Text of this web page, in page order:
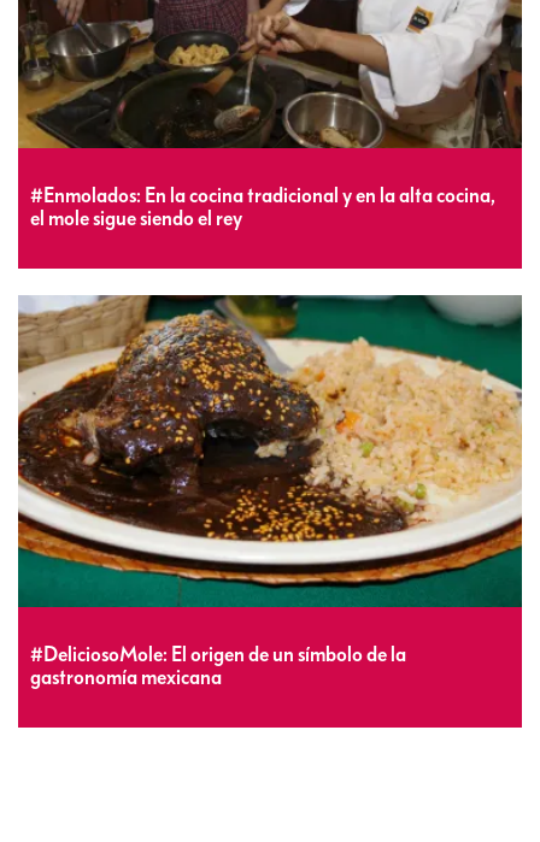
#Enmolados: En la cocina tradicional y en la alta cocina,
el mole sigue siendo el rey
#DeliciosoMole: El origen de un símbolo de la
gastronomía mexicana